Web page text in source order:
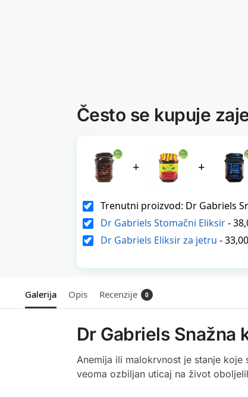
Često se kupuje
+ +
Trenutni proizvod: Dr Gabriels
Dr Gabriels Stomačni Eliksir-
Dr Gabriels Eliksir za jetru -33,00
Galerija Opis Recenzije 0
Dr Gabriels Snažna
Anemija ili malokrvnost je stanje
veoma ozbiljan uticaj na život